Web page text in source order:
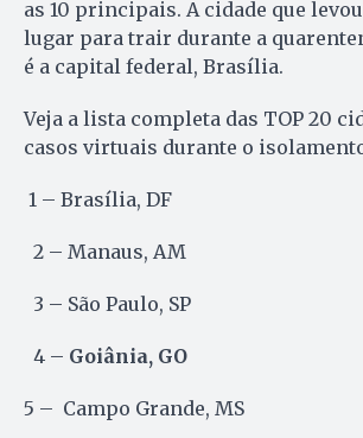
as 10 principais. A cidade que
lugar para trair durante a
é a capital federal, Brasília.
Veja a lista completa das TOP 20
casos virtuais durante o
1 – Brasília, DF
2 – Manaus, AM
3 – São Paulo, SP
4 – Goiânia, GO
5 – Campo Grande, MS